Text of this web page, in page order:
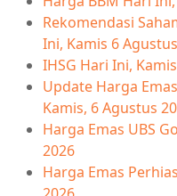
Rekomendasi
Ini, Kamis 6
IHSG Hari Ini,
Update Harga
Kamis, 6 Agustus
Harga Emas UBS
2026
Harga Emas